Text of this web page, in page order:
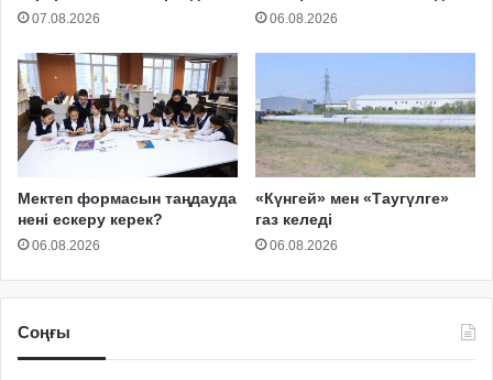
07.08.2026 06.08.2026
Мектеп формасын таңдауда
нені ескеру керек?
06.08.2026
«Күнгей» мен «Таугүлге»
газ келеді
06.08.2026
Соңғы